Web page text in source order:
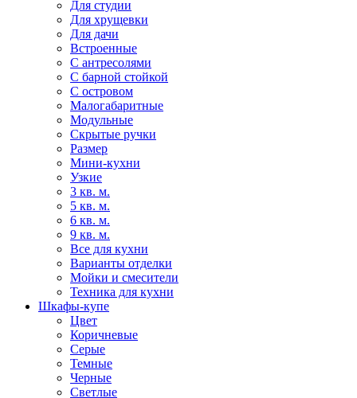
Для студии
Для хрущевки
Для дачи
Встроенные
С антресолями
С барной стойкой
С островом
Малогабаритные
Модульные
Скрытые ручки
Размер
Мини-кухни
Узкие
3 кв. м.
5 кв. м.
6 кв. м.
9 кв. м.
Все для кухни
Варианты отделки
Мойки и смесители
Техника для кухни
Шкафы-купе
Цвет
Коричневые
Серые
Темные
Черные
Светлые